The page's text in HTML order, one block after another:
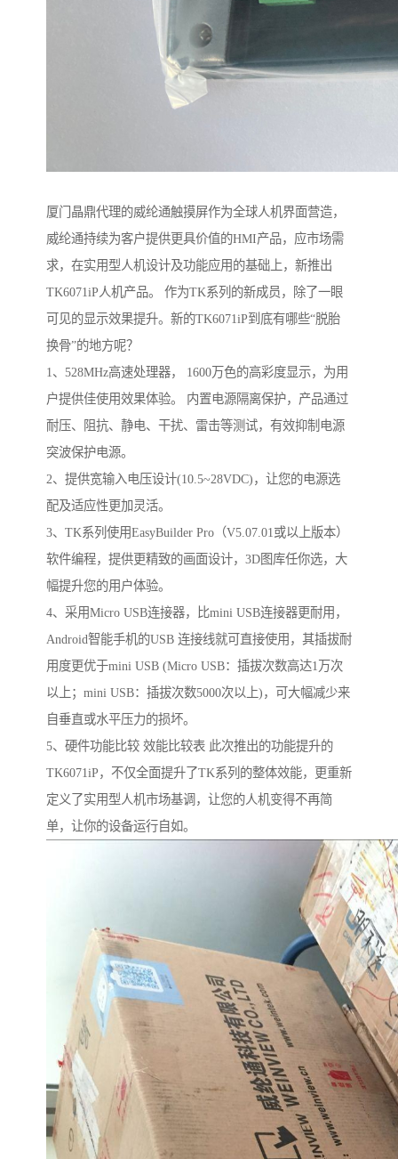
厦门晶鼎代理的威纶通触摸屏作为全球人机界面营造，
威纶通持续为客户提供更具价值的HMI产品，应市场需
求，在实用型人机设计及功能应用的基础上，新推出
TK6071iP人机产品。 作为TK系列的新成员，除了一眼
可见的显示效果提升。新的TK6071iP到底有哪些“脱胎
换骨”的地方呢？
1、528MHz高速处理器， 1600万色的高彩度显示，为用
户提供佳使用效果体验。 内置电源隔离保护，产品通过
耐压、阻抗、静电、干扰、雷击等测试，有效抑制电源
突波保护电源。
2、提供宽输入电压设计(10.5~28VDC)，让您的电源选
配及适应性更加灵活。
3、TK系列使用EasyBuilder Pro（V5.07.01或以上版本）
软件编程，提供更精致的画面设计，3D图库任你选，大
幅提升您的用户体验。
4、采用Micro USB连接器，比mini USB连接器更耐用，
Android智能手机的USB 连接线就可直接使用，其插拔耐
用度更优于mini USB (Micro USB：插拔次数高达1万次
以上；mini USB：插拔次数5000次以上)，可大幅减少来
自垂直或水平压力的损坏。
5、硬件功能比较 效能比较表 此次推出的功能提升的
TK6071iP，不仅全面提升了TK系列的整体效能，更重新
定义了实用型人机市场基调，让您的人机变得不再简
单，让你的设备运行自如。